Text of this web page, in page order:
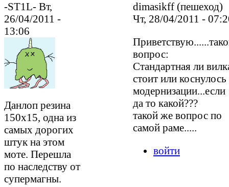
-ST1L- Вт,
26/04/2011 -
13:06
Данлоп резина
150х15, одна из
самых дорогих
штук на этом
моте. Перешла
по наследству от
супермагны.
dimasikff (пешеход)
Чт, 28/04/2011 -
вопрос:
Стандартная ли
стоит или коснулось
модернизации...если
да то какой???
такой же вопрос по
самой раме.....
войти